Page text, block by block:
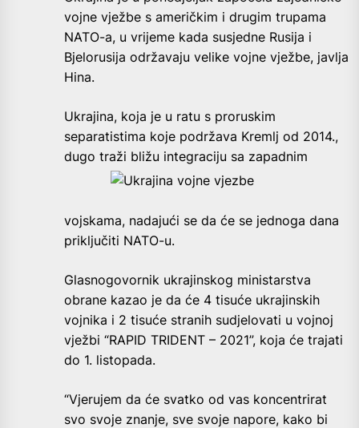
vojne vježbe s američkim i drugim trupama
NATO-a, u vrijeme kada susjedne Rusija i
Bjelorusija održavaju velike vojne vježbe, javlja
Hina.
Ukrajina, koja je u ratu s proruskim
separatistima koje podržava Kremlj od 2014.,
dugo traži bližu integraciju sa zapadnim
vojskama, nadajući se da će se jednoga dana
priključiti NATO-u.
Glasnogovornik ukrajinskog ministarstva
obrane kazao je da će 4 tisuće ukrajinskih
vojnika i 2 tisuće stranih sudjelovati u vojnoj
vježbi “RAPID TRIDENT – 2021”, koja će trajati
do 1. listopada.
“Vjerujem da će svatko od vas koncentrirat
svo svoje znanje, sve svoje napore, kako bi